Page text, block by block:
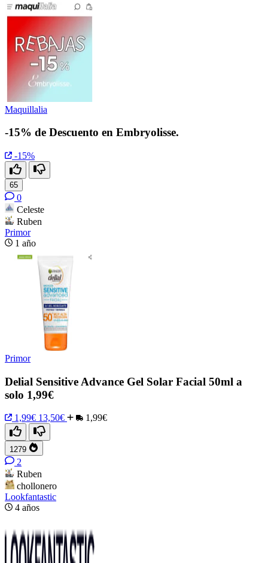
Maquillalia
-15% de Descuento en Embryolisse.
-15%
65
0
Celeste
Ruben
Primor
1 año
Primor
Delial Sensitive Advance Gel Solar Facial 50ml a
solo 1,99€
1,99€ 13,50€ 1,99€
1279
2
Ruben
chollonero
Lookfantastic
4 años